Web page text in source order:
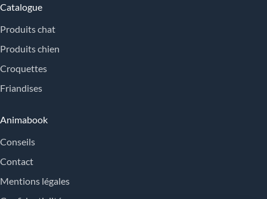
Catalogue
Produits chat
Produits chien
Croquettes
Friandises
Animabook
Conseils
Contact
Mentions légales